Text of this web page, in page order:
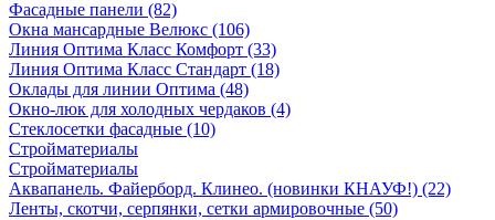
Фасадные панели (82)
Окна мансардные Велюкс (106)
Линия Оптима Класс Комфорт (33)
Линия Оптима Класс Стандарт (18)
Оклады для линии Оптима (48)
Окно-люк для холодных чердаков (4)
Стеклосетки фасадные (10)
Стройматериалы
Стройматериалы
Аквапанель. Файерборд. Клинео. (новинки КНАУФ!) (22)
Ленты, скотчи, серпянки, сетки армировочные (50)